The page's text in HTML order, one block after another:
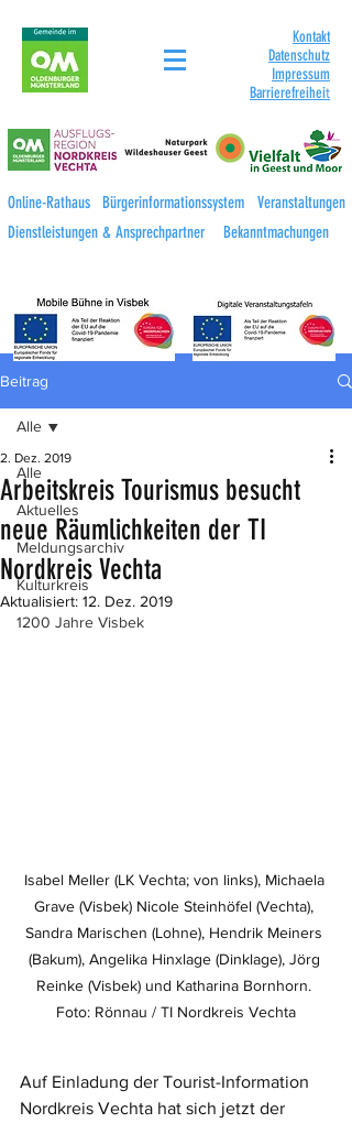
Kontakt
Datenschutz
Impressum
Barrierefreiheit
Online-Rathaus Bürgerinformationssystem
Veranstaltungen
Dienstleistungen & Ansprechpartner
Bekanntmachungen
Beitrag
Alle
Aktuelles
Meldungsarchiv
Kulturkreis
1200 Jahre Visbek
Alle
Arbeitskreis Tourismus besucht
neue Räumlichkeiten der TI
Nordkreis Vechta
2. Dez. 2019
Aktualisiert: 12. Dez. 2019
Isabel Meller (LK Vechta; von links), Michaela
Grave (Visbek) Nicole Steinhöfel (Vechta),
Sandra Marischen (Lohne), Hendrik Meiners
(Bakum), Angelika Hinxlage (Dinklage), Jörg
Reinke (Visbek) und Katharina Bornhorn.
Foto: Rönnau / TI Nordkreis Vechta
Auf Einladung der Tourist-Information
Nordkreis Vechta hat sich jetzt der